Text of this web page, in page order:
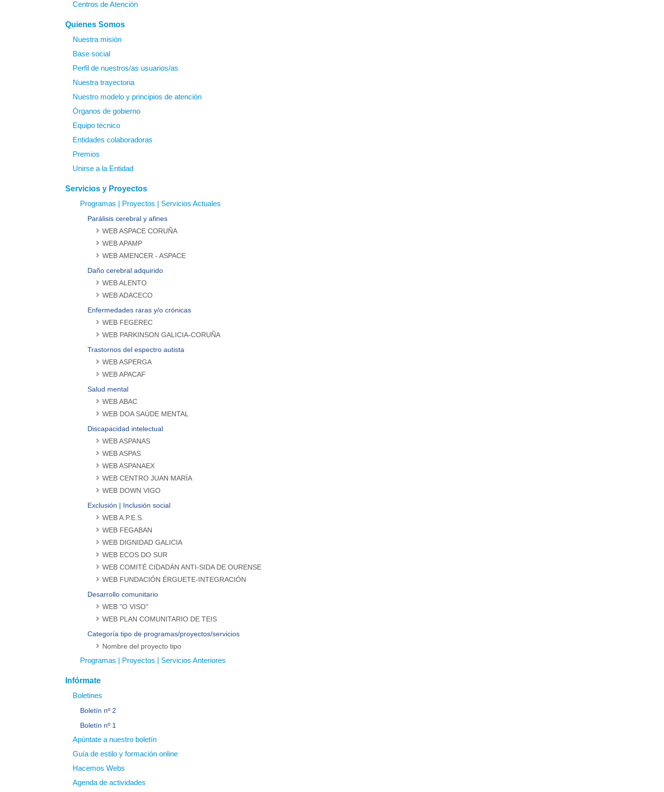
Centros de Atención
Quienes Somos
Nuestra misión
Base social
Perfil de nuestros/as usuarios/as
Nuestra trayectoria
Nuestro modelo y principios de atención
Órganos de gobierno
Equipo técnico
Entidades colaboradoras
Premios
Unirse a la Entidad
Servicios y Proyectos
Programas | Proyectos | Servicios Actuales
Parálisis cerebral y afines
WEB ASPACE CORUÑA
WEB APAMP
WEB AMENCER - ASPACE
Daño cerebral adquirido
WEB ALENTO
WEB ADACECO
Enfermedades raras y/o crónicas
WEB FEGEREC
WEB PARKINSON GALICIA-CORUÑA
Trastornos del espectro autista
WEB ASPERGA
WEB APACAF
Salud mental
WEB ABAC
WEB DOA SAÚDE MENTAL
Discapacidad intelectual
WEB ASPANAS
WEB ASPAS
WEB ASPANAEX
WEB CENTRO JUAN MARÍA
WEB DOWN VIGO
Exclusión | Inclusión social
WEB A.P.E.S.
WEB FEGABAN
WEB DIGNIDAD GALICIA
WEB ECOS DO SUR
WEB COMITÉ CIDADÁN ANTI-SIDA DE OURENSE
WEB FUNDACIÓN ÉRGUETE-INTEGRACIÓN
Desarrollo comunitario
WEB "O VISO"
WEB PLAN COMUNITARIO DE TEIS
Categoría tipo de programas/proyectos/servicios
Nombre del proyecto tipo
Programas | Proyectos | Servicios Anteriores
Infórmate
Boletines
Boletín nº 2
Boletín nº 1
Apúntate a nuestro boletín
Guía de estilo y formación online
Hacemos Webs
Agenda de actividades